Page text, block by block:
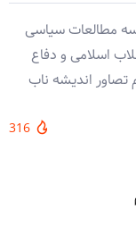
مطالعات سیاسی
اسلامی و دفاع
تصاور اندیشه ناب
316